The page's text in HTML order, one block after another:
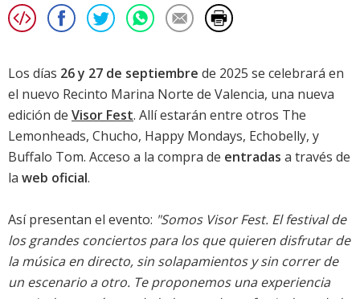
Los días 26 y 27 de septiembre de 2025 se celebrará en
el nuevo Recinto Marina Norte de Valencia, una nueva
edición de Visor Fest. Allí estarán entre otros The
Lemonheads, Chucho, Happy Mondays, Echobelly, y
Buffalo Tom. Acceso a la compra de entradas a través de
la web oficial.
Así presentan el evento: "Somos Visor Fest. El festival de
los grandes conciertos para los que quieren disfrutar de
la música en directo, sin solapamientos y sin correr de
un escenario a otro. Te proponemos una experiencia